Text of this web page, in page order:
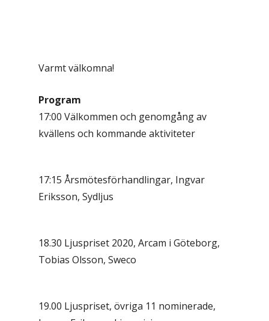
Varmt välkomna!
Program
17:00 Välkommen och genomgång av
kvällens och kommande aktiviteter
17:15 Årsmötesförhandlingar, Ingvar
Eriksson, Sydljus
18.30 Ljuspriset 2020, Arcam i Göteborg,
Tobias Olsson, Sweco
19.00 Ljuspriset, övriga 11 nominerade,